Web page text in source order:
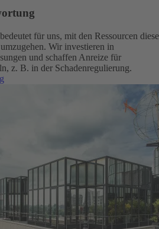
für uns, mit den Ressourcen
Wir investieren in
und schaffen Anreize für
z. B. in der Schadenregulierung.